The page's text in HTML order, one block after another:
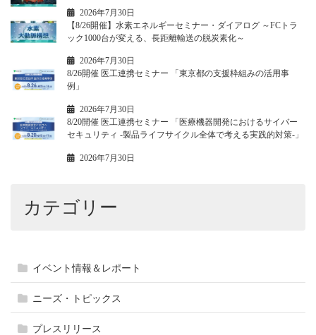
2026年7月30日
【8/26開催】水素エネルギーセミナー・ダイアログ ～FCトラ
ック1000台が変える、長距離輸送の脱炭素化～
2026年7月30日
8/26開催 医工連携セミナー 「東京都の支援枠組みの活用事
例」
2026年7月30日
8/20開催 医工連携セミナー 「医療機器開発におけるサイバー
セキュリティ -製品ライフサイクル全体で考える実践的対策-」
2026年7月30日
カテゴリー
イベント情報＆レポート
ニーズ・トピックス
プレスリリース